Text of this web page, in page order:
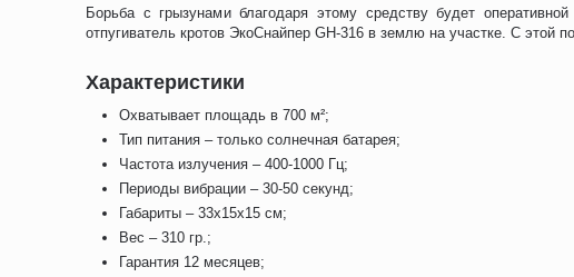
Борьба с грызунами благодаря этому средству будет
отпугиватель кротов ЭкоСнайпер GH-316 в землю на участке. С этой
Характеристики
Охватывает площадь в 700 м²;
Тип питания – только солнечная батарея;
Частота излучения – 400-1000 Гц;
Периоды вибрации – 30-50 секунд;
Габариты – 33х15х15 см;
Вес – 310 гр.;
Гарантия 12 месяцев;